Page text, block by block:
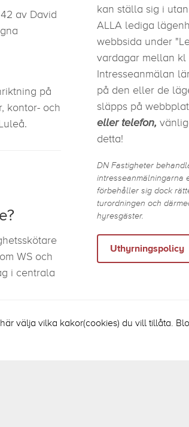
av David
på
kontor- och
WS och
i centrala
kan ställa sig i
ALLA lediga
webbsida under
vardagar mellan kl
Intresseanmälan
på den eller de
släpps på
eller telefon,
detta!
DN Fastigheter
intresseanmälningarna
förbehåller sig dock
turordningen och
hyresgäster.
Uthyrningspolicy
välja vilka kakor(cookies) du vill tillåta.